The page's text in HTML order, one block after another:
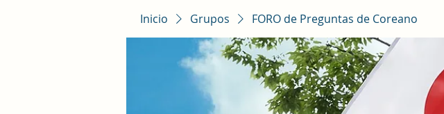
Inicio Grupos FORO de Preguntas de Coreano